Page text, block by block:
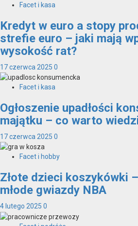
Facet i kasa
Kredyt w euro a stopy
strefie euro – jaki mają
wysokość rat?
17 czerwca 2025 0
Facet i kasa
Ogłoszenie upadłości
majątku – co warto
17 czerwca 2025 0
Facet i hobby
Złote dzieci koszykówki
młode gwiazdy NBA
4 lutego 2025 0